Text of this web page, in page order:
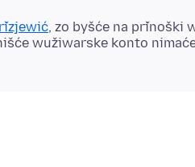
, zo byšće na přinoški
wužiwarske konto